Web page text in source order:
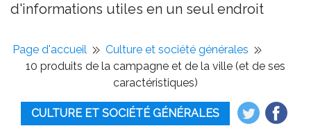
d'informations utiles en un seul endroit
Page d'accueil
Culture et société générales
10 produits de la campagne et de la ville (et de ses
caractéristiques)
CULTURE ET SOCIÉTÉ GÉNÉRALES